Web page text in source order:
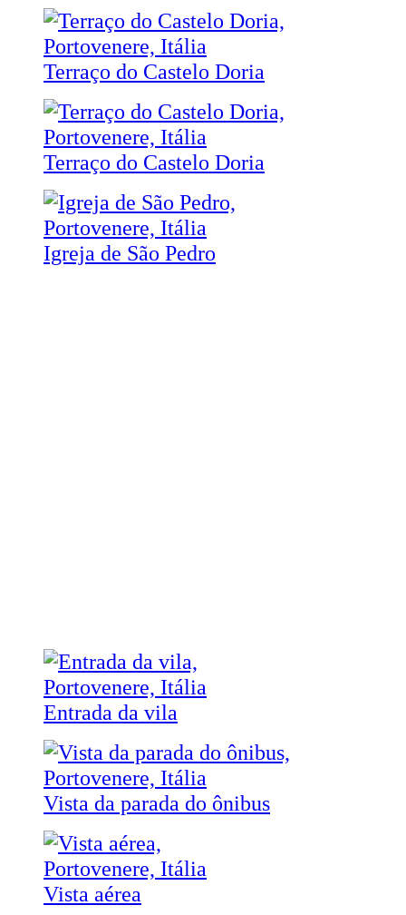
Terraço do Castelo Doria
Terraço do Castelo Doria
Igreja de São Pedro
Entrada da vila
Vista da parada do ônibus
Vista aérea